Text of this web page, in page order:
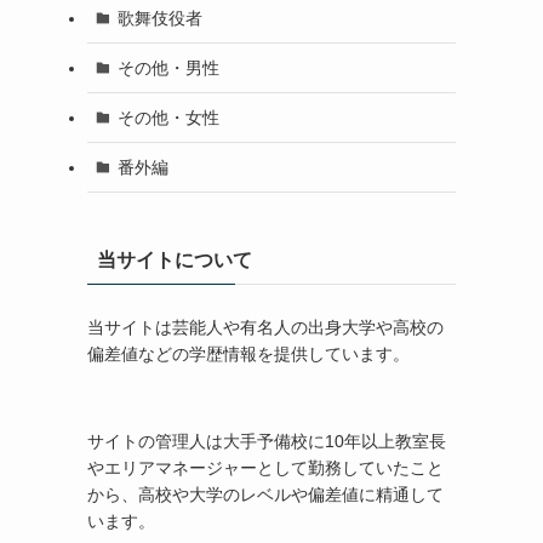
歌舞伎役者
その他・男性
その他・女性
番外編
当サイトについて
当サイトは芸能人や有名人の出身大学や高校の
偏差値などの学歴情報を提供しています。
サイトの管理人は大手予備校に10年以上教室長
やエリアマネージャーとして勤務していたこと
から、高校や大学のレベルや偏差値に精通して
います。